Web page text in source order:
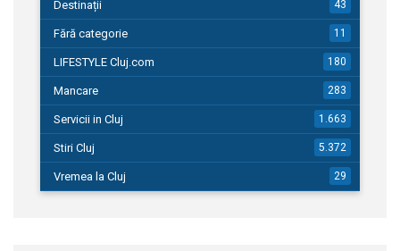
Destinații 43
Fără categorie 11
LIFESTYLE Cluj.com 180
Mancare 283
Servicii in Cluj 1.663
Stiri Cluj 5.372
Vremea la Cluj 29